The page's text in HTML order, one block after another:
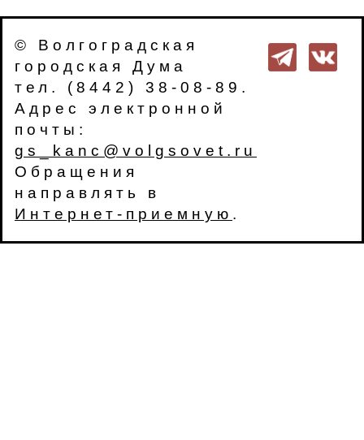
© Волгоградская
городская Дума
тел. (8442) 38-08-89.
Адрес электронной
почты:
gs_kanc@volgsovet.ru
Обращения
направлять в
Интернет-приемную .